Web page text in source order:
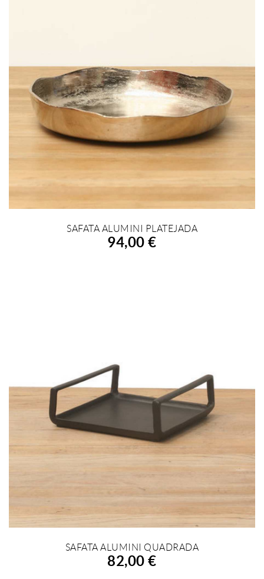
AFEGIR A LA COMPRA
SAFATA ALUMINI PLATEJADA
94,00 €
AFEGIR A LA COMPRA
SAFATA ALUMINI QUADRADA
82,00 €